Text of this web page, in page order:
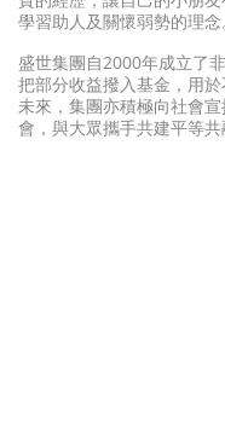
學習助人及關懷弱勢的理念
盛世集團自2000年成立了
把部分收益撥入基金，用
未來，集團亦積極向社會
會，與大眾攜手共建平等共